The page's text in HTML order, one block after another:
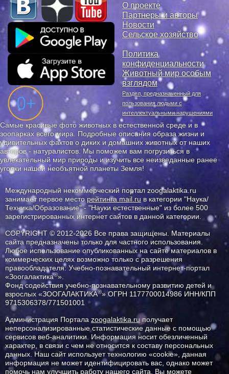
О проекте
Партнеры и авторы
Новости
Сельское хозяйство
Политика
конфиденциальности
Животный мир особым
взглядом
Раздел, предназначенный для
пользования людьми с
интеллектуальными нарушениями
Самые красивые фото животных в естественной среде и в
зоопарках всего мира. Подробные описания образа жизни и
удивительных фактов о диких и домашних животных от наших
авторов - натуралистов. Мы поможем вам погрузиться в
увлекательный мир природы и изучить все неизведанные ранее
уголки нашей необъятной планеты Земля!
Международный некоммерческий портал zoogalaktika.ru
занимает первое месторейтинга mail.ru в категории "Наука/
Техника/Образование" - "Науки естественные" из более 500
зарегистрированных интернет сайтов в данной категории.
COPYRIGHT © 2012-2026 Все права защищены. Материалы
сайта предназначены только для частного использования.
Любое использование опубликованных на сайте материалов в
коммерческих целях возможно только с разрешения
правообладателя: Учебно-познавательный интернет-портал
«Зоогалактика®».
Фонд содействия учебно-познавательному развитию детей и
взрослых «ЗООГАЛАКТИКА®» ОГРН 1177700014986 ИНН/КПП
9715306378/771501001
Администрация Портала zoogalaktika.ruполучает
неперсонализированные статистические данные с помощью
сервисов веб-аналитики. Информация носит обезличенный
характер, в связи с чем не относится к составу персональных
данных. Наш сайт использует технологию «cookie», данная
информация не может идентифицировать вас, однако может
помочь нам улучшить работу нашего сайта. Вы можете